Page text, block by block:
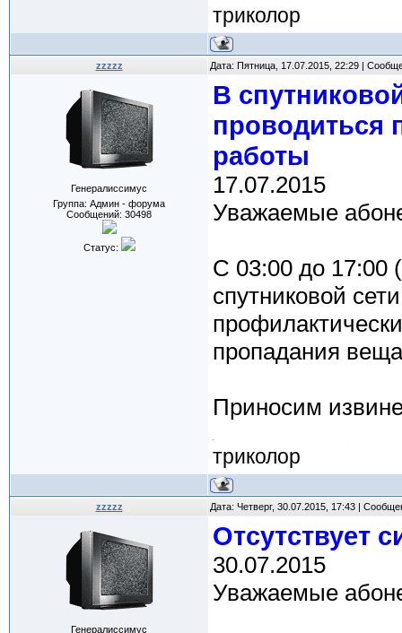
триколор
zzzzz Дата: Пятница, 17.07.2015, 22:29 |
Генералиссимус
Группа: Админ - форума
Сообщений: 30498
Статус:
В
проводиться
работы
17.07.2015
Уважаемые
С 03:00 до 17:00
спутниковой
пропадания
Приносим
триколор
zzzzz Дата: Четверг, 30.07.2015, 17:43 |
Генералиссимус
Отсутствует
30.07.2015
Уважаемые